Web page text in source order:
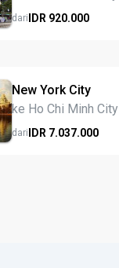
dariIDR 920.000
New York City
ke Ho Chi Minh City
dariIDR 7.037.000